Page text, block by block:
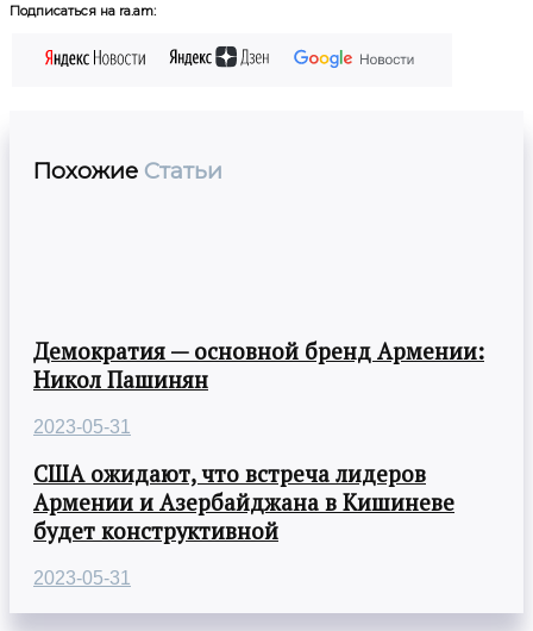
Подписаться на ra.am:
Похожие Статьи
Демократия — основной бренд Армении:
Никол Пашинян
2023-05-31
США ожидают, что встреча лидеров
Армении и Азербайджана в Кишиневе
будет конструктивной
2023-05-31